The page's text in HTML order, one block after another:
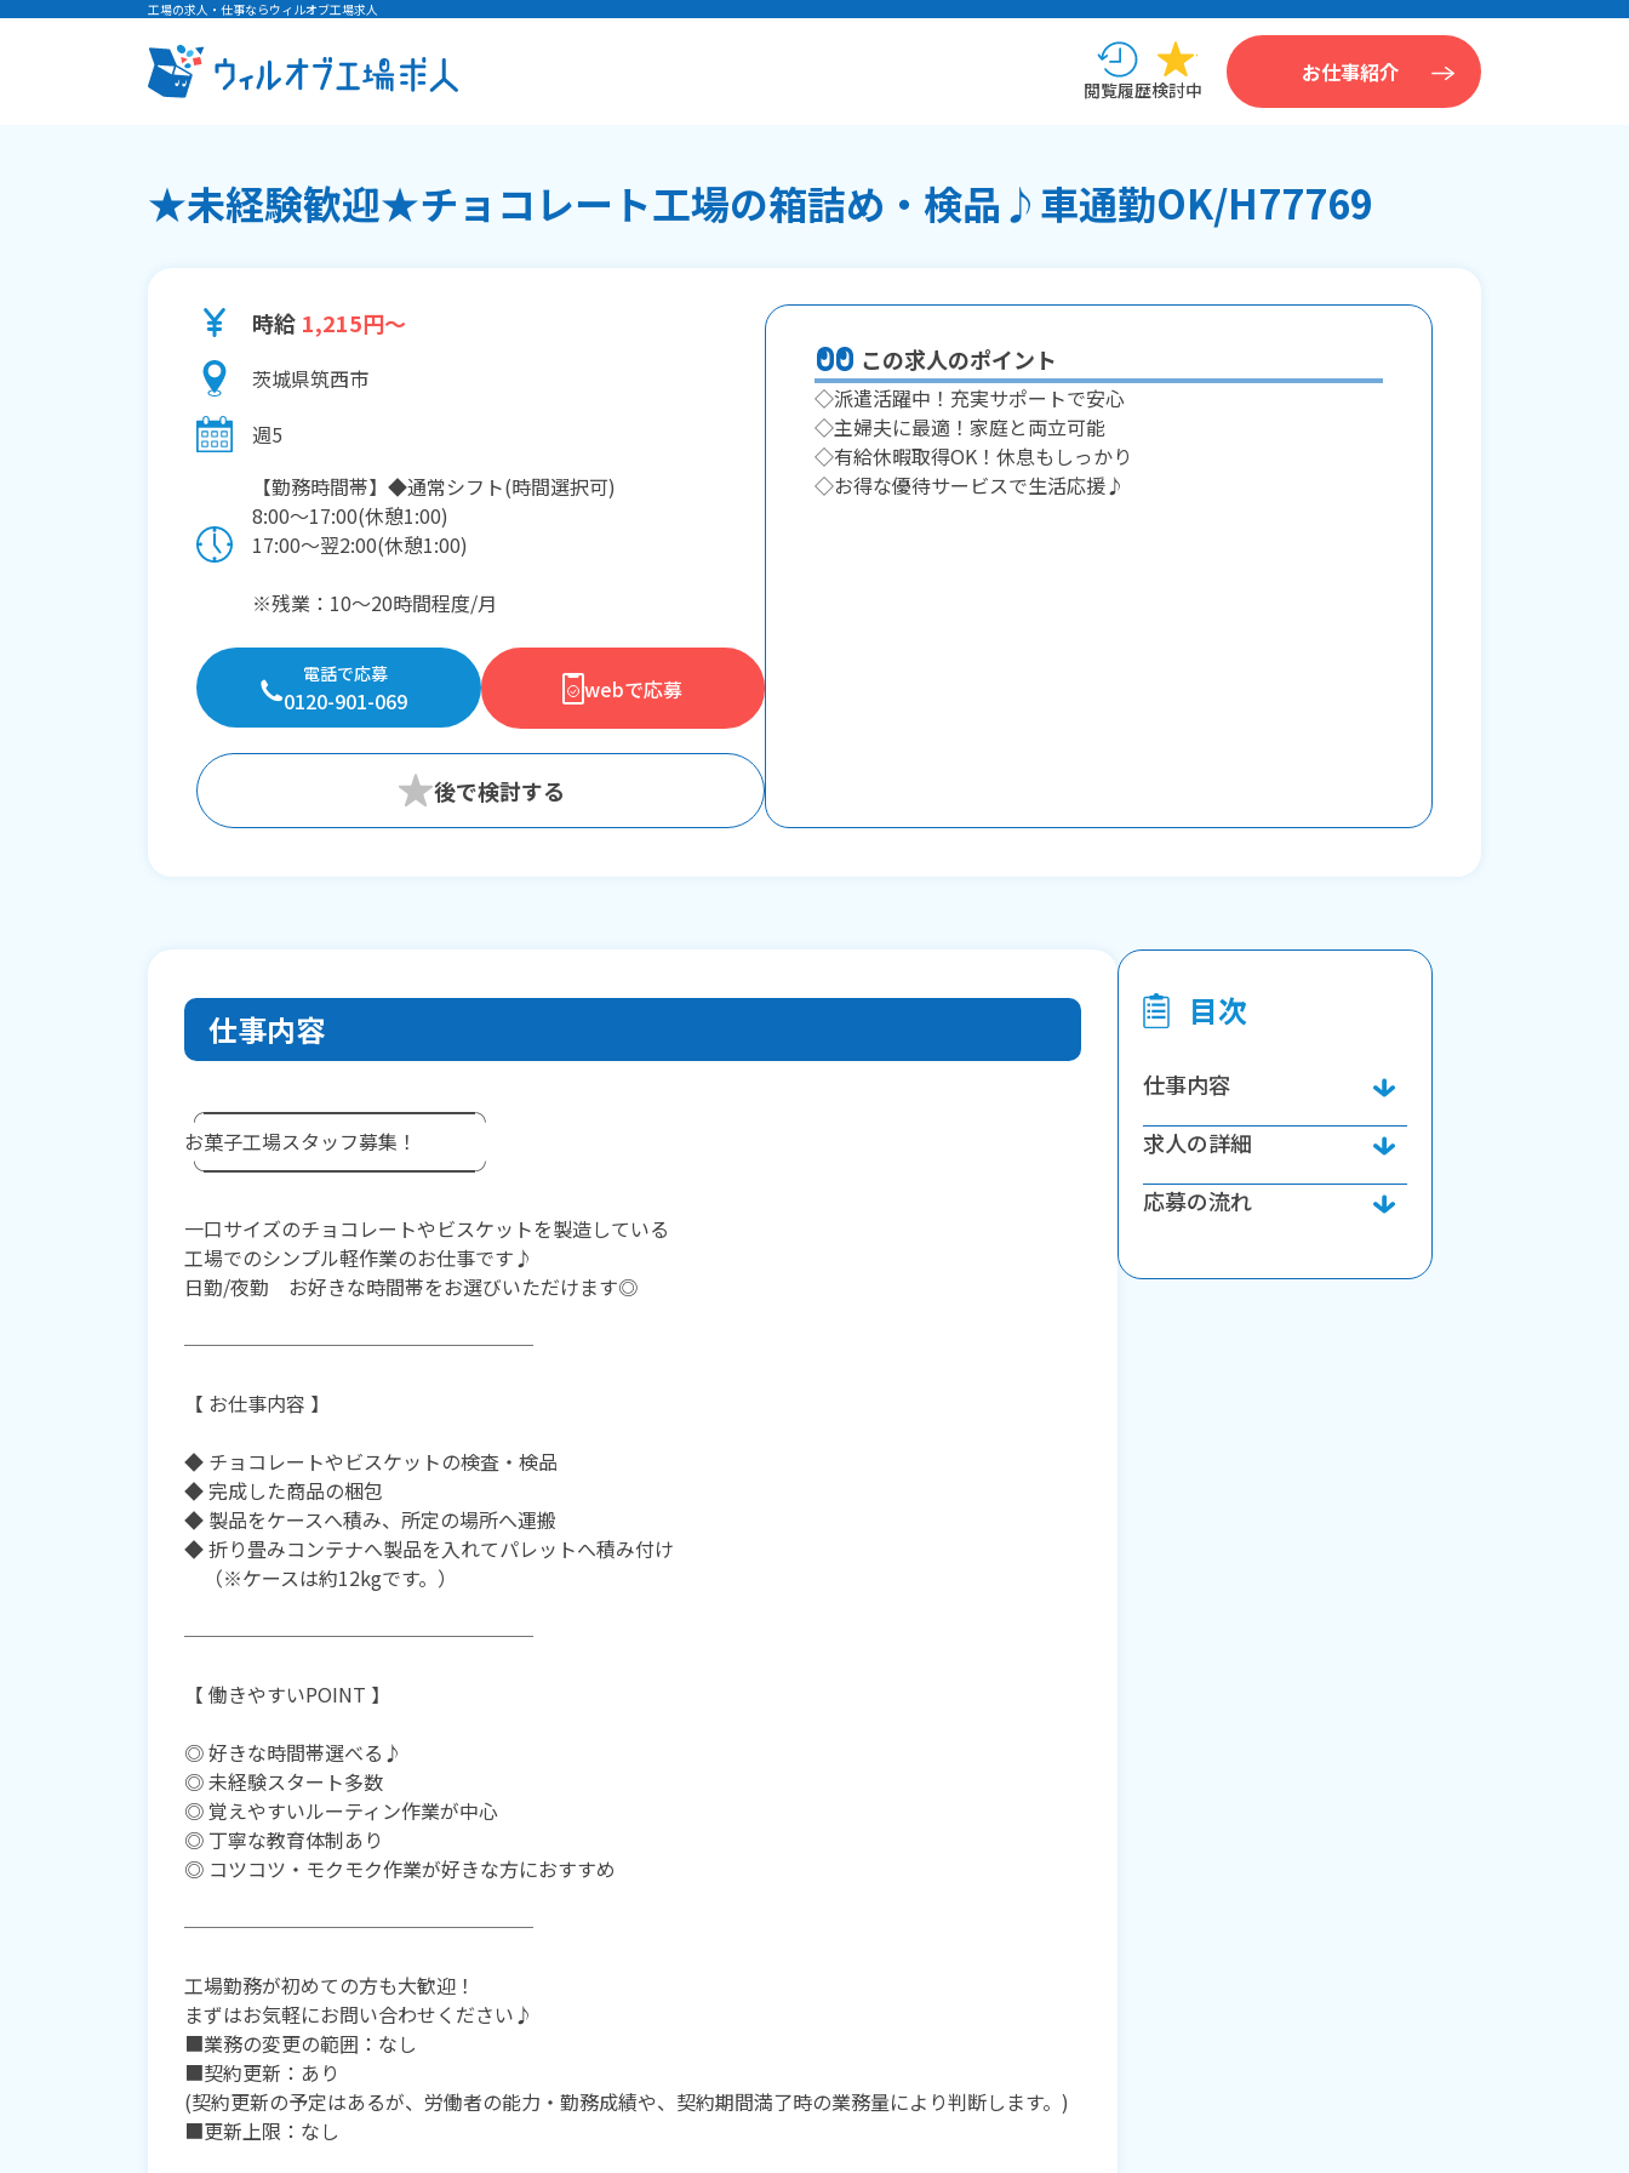
工場の求人・仕事ならウィルオブ工場求人
閲覧履歴検討中
お仕事紹介
★未経験歓迎★チョコレート工場の箱詰め・検品♪車通勤OK/H77769
時給 1,215円～
茨城県筑西市
週5
【勤務時間帯】◆通常シフト(時間選択可)
8:00〜17:00(休憩1:00)
17:00〜翌2:00(休憩1:00)
※残業：10〜20時間程度/月
電話で応募
0120-901-069 webで応募
この求人のポイント
◇派遣活躍中！充実サポートで安心
◇主婦夫に最適！家庭と両立可能
◇有給休暇取得OK！休息もしっかり
◇お得な優待サービスで生活応援♪
仕事内容
╭━━━━━━━━━━━━━━╮
お菓子工場スタッフ募集！
╰━━━━━━━━━━━━━━╯
一口サイズのチョコレートやビスケットを製造している
工場でのシンプル軽作業のお仕事です♪
日勤/夜勤 お好きな時間帯をお選びいただけます◎
──────────────────
【 お仕事内容 】
◆ チョコレートやビスケットの検査・検品
◆ 完成した商品の梱包
◆ 製品をケースへ積み、所定の場所へ運搬
◆ 折り畳みコンテナへ製品を入れてパレットへ積み付け
（※ケースは約12kgです。）
──────────────────
【 働きやすいPOINT 】
◎ 好きな時間帯選べる♪
◎ 未経験スタート多数
◎ 覚えやすいルーティン作業が中心
◎ 丁寧な教育体制あり
◎ コツコツ・モクモク作業が好きな方におすすめ
──────────────────
工場勤務が初めての方も大歓迎！
まずはお気軽にお問い合わせください♪
■業務の変更の範囲：なし
■契約更新：あり
(契約更新の予定はあるが、労働者の能力・勤務成績や、契約期間満了時の業務量により判断します。)
■更新上限：なし
目次
仕事内容
求人の詳細
応募の流れ